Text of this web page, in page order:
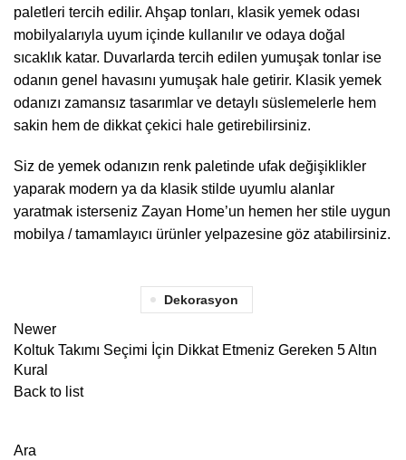
paletleri tercih edilir. Ahşap tonları, klasik yemek odası
mobilyalarıyla uyum içinde kullanılır ve odaya doğal
sıcaklık katar. Duvarlarda tercih edilen yumuşak tonlar ise
odanın genel havasını yumuşak hale getirir. Klasik yemek
odanızı zamansız tasarımlar ve detaylı süslemelerle hem
sakin hem de dikkat çekici hale getirebilirsiniz.
Siz de yemek odanızın renk paletinde ufak değişiklikler
yaparak modern ya da klasik stilde uyumlu alanlar
yaratmak isterseniz Zayan Home’un hemen her stile uygun
mobilya / tamamlayıcı ürünler yelpazesine göz atabilirsiniz.
Dekorasyon
Newer
Koltuk Takımı Seçimi İçin Dikkat Etmeniz Gereken 5 Altın
Kural
Back to list
Ara